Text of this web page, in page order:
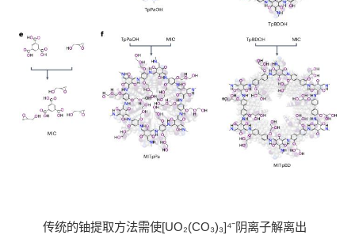
传统的铀提取方法需使[UO₂(CO₃)₃]⁴⁻阴离子解离出